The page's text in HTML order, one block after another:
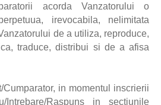
acorda Vanzatorului o
irevocabila, nelimitata
de a utiliza, reproduce,
traduce, distribui si de a afisa
in momentul inscrierii
Intrebare/Raspuns in sectiunile